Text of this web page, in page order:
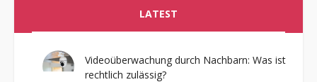
LATEST
Videoüberwachung durch Nachbarn: Was ist
rechtlich zulässig?